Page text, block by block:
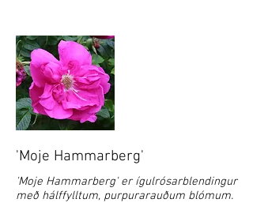
'Moje Hammarberg'
'Moje Hammarberg' er ígulrósarblendingur
með hálffylltum, purpurarauðum blómum.